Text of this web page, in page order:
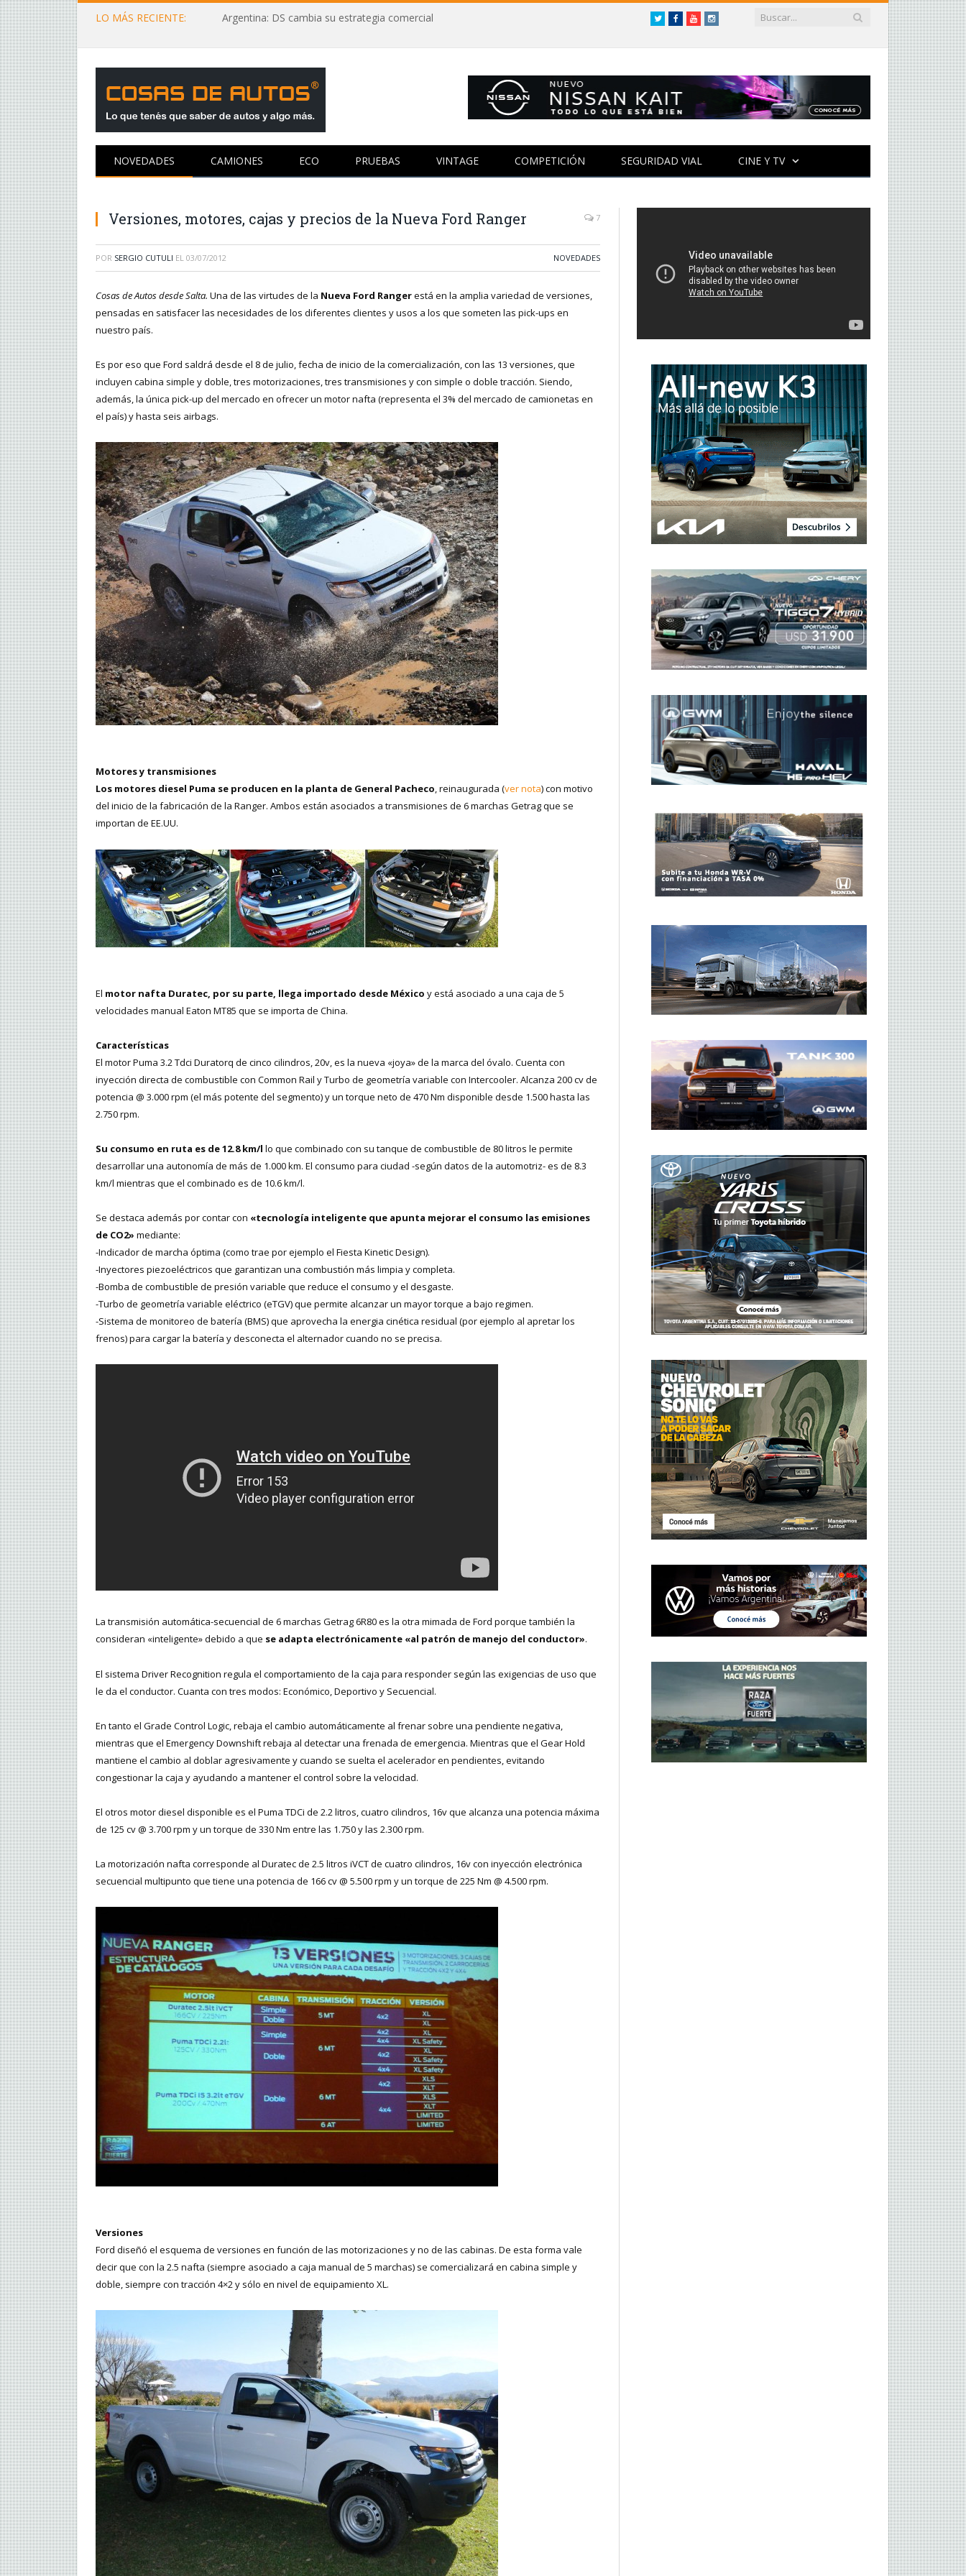
LO MÁS RECIENTE: Argentina: DS cambia su estrategia comercial TwitterFacebookYouTubeInstagram
NOVEDADES CAMIONES ECO PRUEBAS VINTAGE COMPETICIÓN SEGURIDAD VIAL CINE Y TV
Versiones, motores, cajas y precios de la Nueva Ford Ranger 7
POR SERGIO CUTULI EL 03/07/2012 NOVEDADES
Cosas de Autos desde Salta. Una de las virtudes de la Nueva Ford Rangerestá en la amplia variedad de versiones,
pensadas en satisfacer las necesidades de los diferentes clientes y usos a los que someten las pick-ups en
nuestro país.
Es por eso que Ford saldrá desde el 8 de julio, fecha de inicio de la comercialización, con las 13 versiones, que
incluyen cabina simple y doble, tres motorizaciones, tres transmisiones y con simple o doble tracción. Siendo,
además, la única pick-up del mercado en ofrecer un motor nafta (representa el 3% del mercado de camionetas en
el país) y hasta seis airbags.
Motores y transmisiones
Los motores diesel Puma se producen en la planta de General Pacheco, reinaugurada (ver nota) con motivo
del inicio de la fabricación de la Ranger. Ambos están asociados a transmisiones de 6 marchas Getrag que se
importan de EE.UU.
El motor nafta Duratec, por su parte, llega importado desde México y está asociado a una caja de 5
velocidades manual Eaton MT85 que se importa de China.
Características
El motor Puma 3.2 Tdci Duratorq de cinco cilindros, 20v, es la nueva «joya» de la marca del óvalo. Cuenta con
inyección directa de combustible con Common Rail y Turbo de geometría variable con Intercooler. Alcanza 200 cv de
potencia @ 3.000 rpm (el más potente del segmento) y un torque neto de 470 Nm disponible desde 1.500 hasta las
2.750 rpm.
Su consumo en ruta es de 12.8 km/l lo que combinado con su tanque de combustible de 80 litros le permite
desarrollar una autonomía de más de 1.000 km. El consumo para ciudad -según datos de la automotriz- es de 8.3
km/l mientras que el combinado es de 10.6 km/l.
Se destaca además por contar con «tecnología inteligente que apunta mejorar el consumo las emisiones
de CO2» mediante:
-Indicador de marcha óptima (como trae por ejemplo el Fiesta Kinetic Design).
-Inyectores piezoeléctricos que garantizan una combustión más limpia y completa.
-Bomba de combustible de presión variable que reduce el consumo y el desgaste.
-Turbo de geometría variable eléctrico (eTGV) que permite alcanzar un mayor torque a bajo regimen.
-Sistema de monitoreo de batería (BMS) que aprovecha la energia cinética residual (por ejemplo al apretar los
frenos) para cargar la batería y desconecta el alternador cuando no se precisa.
La transmisión automática-secuencial de 6 marchas Getrag 6R80 es la otra mimada de Ford porque también la
consideran «inteligente» debido a que se adapta electrónicamente «al patrón de manejo del conductor».
El sistema Driver Recognition regula el comportamiento de la caja para responder según las exigencias de uso que
le da el conductor. Cuanta con tres modos: Económico, Deportivo y Secuencial.
En tanto el Grade Control Logic, rebaja el cambio automáticamente al frenar sobre una pendiente negativa,
mientras que el Emergency Downshift rebaja al detectar una frenada de emergencia. Mientras que el Gear Hold
mantiene el cambio al doblar agresivamente y cuando se suelta el acelerador en pendientes, evitando
congestionar la caja y ayudando a mantener el control sobre la velocidad.
El otros motor diesel disponible es el Puma TDCi de 2.2 litros, cuatro cilindros, 16v que alcanza una potencia máxima
de 125 cv @ 3.700 rpm y un torque de 330 Nm entre las 1.750 y las 2.300 rpm.
La motorización nafta corresponde al Duratec de 2.5 litros iVCT de cuatro cilindros, 16v con inyección electrónica
secuencial multipunto que tiene una potencia de 166 cv @ 5.500 rpm y un torque de 225 Nm @ 4.500 rpm.
Versiones
Ford diseñó el esquema de versiones en función de las motorizaciones y no de las cabinas. De esta forma vale
decir que con la 2.5 nafta (siempre asociado a caja manual de 5 marchas) se comercializará en cabina simple y
doble, siempre con tracción 4×2 y sólo en nivel de equipamiento XL.